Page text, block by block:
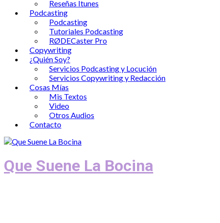
Reseñas Itunes
Podcasting
Podcasting
Tutoriales Podcasting
RØDECaster Pro
Copywriting
¿Quién Soy?
Servicios Podcasting y Locución
Servicios Copywriting y Redacción
Cosas Mías
Mis Textos
Video
Otros Audios
Contacto
Que Suene La Bocina